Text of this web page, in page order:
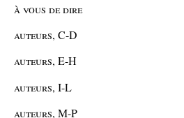
à vous de dire
auteurs, C-D
auteurs, E-H
auteurs, I-L
auteurs, M-P